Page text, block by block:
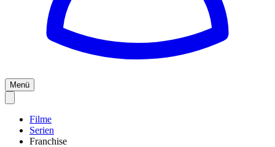
Menü
Filme
Serien
Franchise